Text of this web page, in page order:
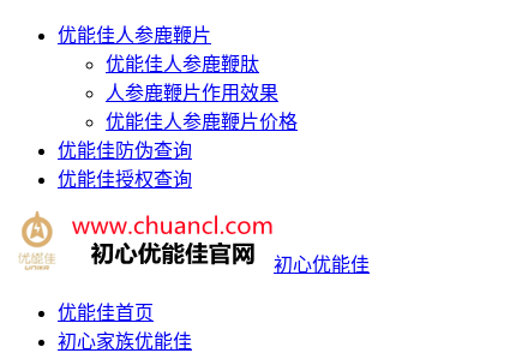
优能佳人参鹿鞭片
优能佳人参鹿鞭肽
人参鹿鞭片作用效果
优能佳人参鹿鞭片价格
优能佳防伪查询
优能佳授权查询
初心优能佳
优能佳首页
初心家族优能佳